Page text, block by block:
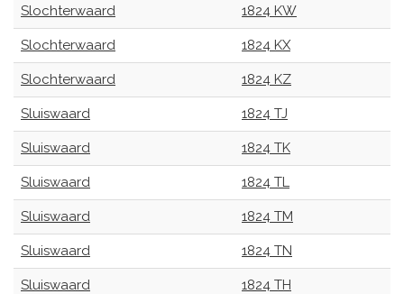
Slochterwaard 1824 KW
Slochterwaard 1824 KX
Slochterwaard 1824 KZ
Sluiswaard 1824 TJ
Sluiswaard 1824 TK
Sluiswaard 1824 TL
Sluiswaard 1824 TM
Sluiswaard 1824 TN
Sluiswaard 1824 TH